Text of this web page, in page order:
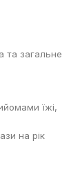
та загальне
їжі,
на рік